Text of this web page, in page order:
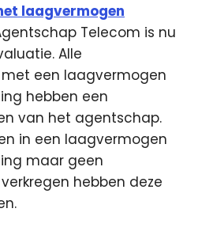
laagvermogen
Telecom is nu
Alle
een laagvermogen
hebben een
van het agentschap.
in een laagvermogen
maar geen
hebben deze